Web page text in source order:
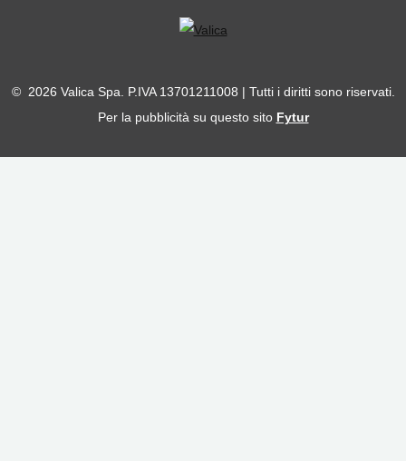
© 2026 Valica Spa. P.IVA 13701211008 | Tutti i diritti sono riservati.
Per la pubblicità su questo sito Fytur